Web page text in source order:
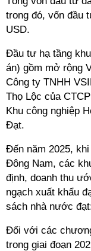
trong đó, vốn đầu
USD.
Đầu tư hạ tầng
án) gồm mở rộng
Công ty TNHH
Thọ Lộc của
Khu công nghiệp
Đạt.
Đến năm 2025,
Đông Nam, các
định, doanh thu
ngạch xuất khẩu
sách nhà nước
Đối với các
trong giai đoạn